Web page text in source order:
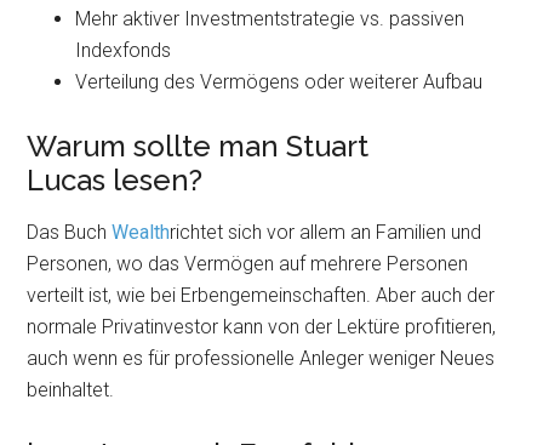
Mehr aktiver Investmentstrategie vs. passiven
Indexfonds
Verteilung des Vermögens oder weiterer Aufbau
Warum sollte man Stuart
Lucas lesen?
Das BuchWealthrichtet sich vor allem an Familien und
Personen, wo das Vermögen auf mehrere Personen
verteilt ist, wie bei Erbengemeinschaften. Aber auch der
normale Privatinvestor kann von der Lektüre profitieren,
auch wenn es für professionelle Anleger weniger Neues
beinhaltet.